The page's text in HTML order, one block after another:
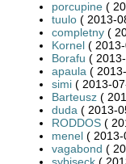
porcupine (
tuulo ( 2013-
completny (
Kornel (
Borafu (
apaula (
simi ( 2013-
Barteusz (
duda ( 2013-
RODDOS (
menel ( 2013-
vagabond (
sybiseck (